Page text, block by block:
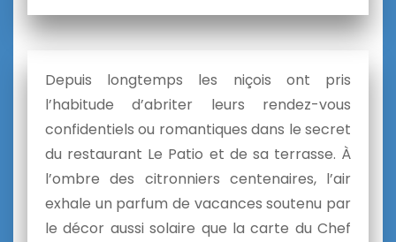
Depuis longtemps les niçois ont pris
l’habitude d’abriter leurs rendez-vous
confidentiels ou romantiques dans le secret
du restaurant Le Patio et de sa terrasse. À
l’ombre des citronniers centenaires, l’air
exhale un parfum de vacances soutenu par
le décor aussi solaire que la carte du Chef